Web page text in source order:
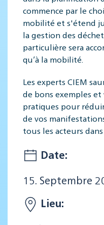
commence par le
mobilité et s'étend
la gestion des
particulière sera
qu’à la mobilité.
Les experts CIEM
de bons exemples
pratiques pour
de vos
tous les acteurs
Date:
15. Septembre
Lieu: